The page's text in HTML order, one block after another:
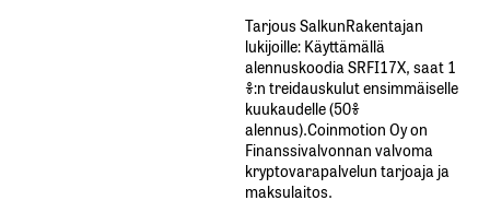
Tarjous SalkunRakentajan
lukijoille: Käyttämällä​ ​
alennuskoodia​ ​SRFI17X,​ ​saat​ ​1
%:n treidauskulut​ ​ensimmäiselle​ ​
kuukaudelle​ ​(50%​ ​
alennus).Coinmotion Oy on
Finanssivalvonnan valvoma
kryptovarapalvelun tarjoaja ja
maksulaitos.